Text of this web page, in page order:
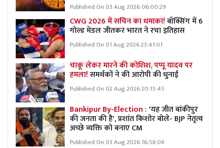
Published On 03 Aug 2026 06:00:29
CWG 2026 में सचिन का धमाका!बॉक्सिंग में 6
गोल्ड मेडल जीतकर भारत ने रचा इतिहास
Published On 01 Aug 2026 23:41:01
चाकू लेकर मारने की कोशिश, पप्पू यादव पर
हमला!समर्थकों ने की आरोपी की धुनाई
Published On 02 Aug 2026 20:15:45
Bankipur By-Election : 'यह जीत बांकीपुर
की जनता की है', प्रशांत किशोर बोले- BJP नेतृत्व
अच्छे व्यक्ति को बनाए CM
Published On 03 Aug 2026 16:58:08